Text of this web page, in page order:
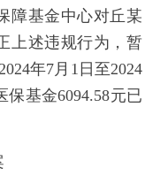
障基金中心对丘某
上述违规行为，暂
年7月1日至2024
基金6094.58元已